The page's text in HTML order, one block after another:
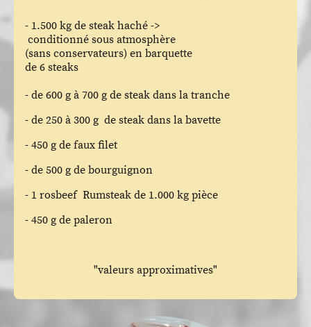
- 1.500 kg de steak haché ->
conditionné sous atmosphère
(sans conservateurs) en barquette
de 6 steaks
- de 600 g à 700 g de steak dans la tranche
- de 250 à 300 g de steak dans la bavette
- 450 g de faux filet
- de 500 g de bourguignon
- 1 rosbeef Rumsteak de 1.000 kg pièce
- 450 g de paleron
"valeurs approximatives"